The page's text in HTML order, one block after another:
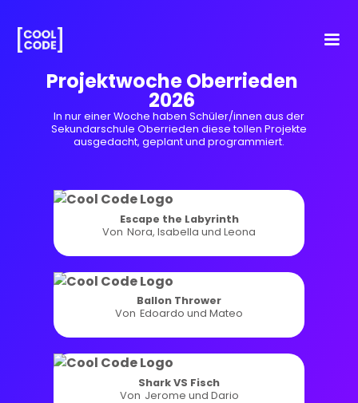
Projektwoche Oberrieden
2026
In nur einer Woche haben Schüler/innen aus der
Sekundarschule Oberrieden diese tollen Projekte
ausgedacht, geplant und programmiert.
Escape the Labyrinth
Von Nora, Isabella und Leona
Ballon Thrower
Von Edoardo und Mateo
Shark VS Fisch
Von Jerome und Dario